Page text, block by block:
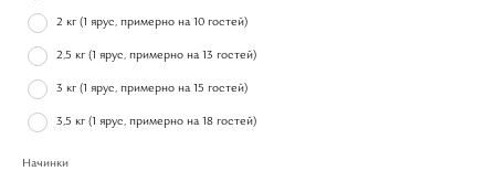
2 кг (1 ярус, примерно на 10 гостей)
2,5 кг (1 ярус, примерно на 13 гостей)
3 кг (1 ярус, примерно на 15 гостей)
3,5 кг (1 ярус, примерно на 18 гостей)
Начинки